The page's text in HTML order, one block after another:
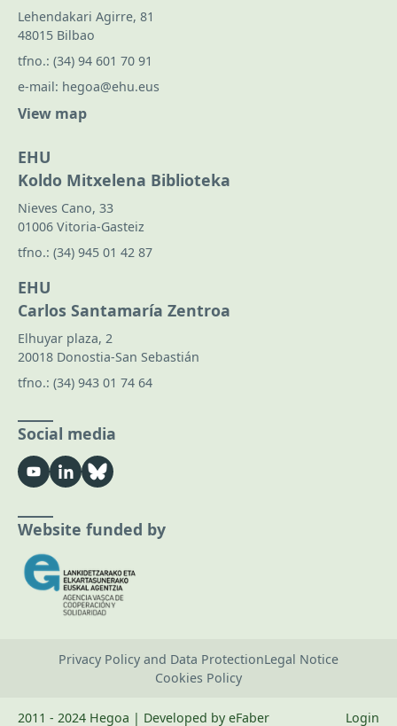
Lehendakari Agirre, 81
48015 Bilbao
tfno.: (34) 94 601 70 91
e-mail: hegoa@ehu.eus
View map
EHU
Koldo Mitxelena Biblioteka
Nieves Cano, 33
01006 Vitoria-Gasteiz
tfno.: (34) 945 01 42 87
EHU
Carlos Santamaría Zentroa
Elhuyar plaza, 2
20018 Donostia-San Sebastián
tfno.: (34) 943 01 74 64
Social media
Website funded by
Privacy Policy and Data ProtectionLegal Notice
Cookies Policy
2011 - 2024 Hegoa | Developed by eFaber Login